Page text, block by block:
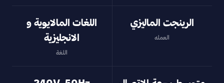
الرينجت الماليزي
العمله
اللغات المالايوية و
الانجليزية
اللغة